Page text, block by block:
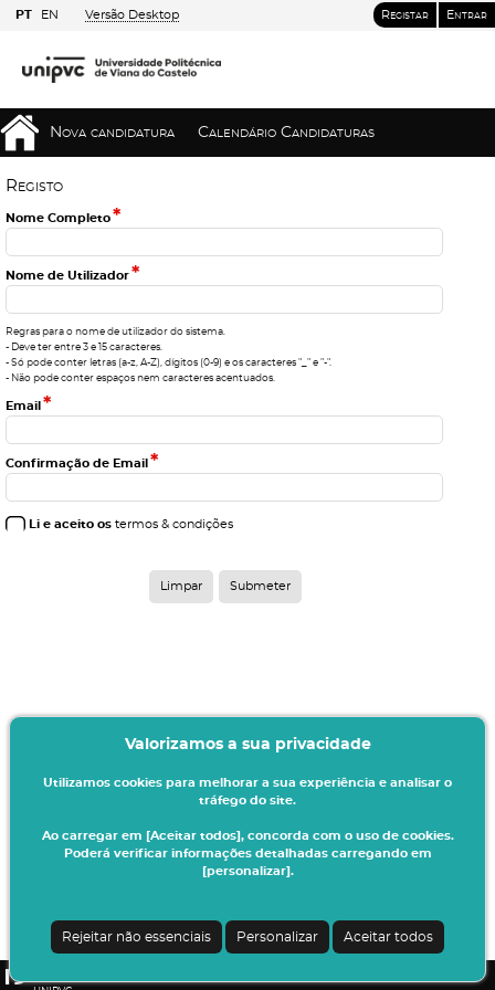
PT EN Versão Desktop Registar Entrar
Nova candidatura Calendário Candidaturas
Registo
Nome Completo*
Nome de Utilizador*
Regras para o nome de utilizador do sistema.
- Deve ter entre 3 e 15 caracteres.
- Só pode conter letras (a-z, A-Z), dígitos (0-9) e os caracteres "_" e "-".
- Não pode conter espaços nem caracteres acentuados.
Email *
Confirmação de Email *
Li e aceito os termos & condições
sua matrícula/inscrição no presente ano letivo.
Todos os dados introduzidos serão da sua responsabilidade.
Valorizamos a sua privacidade
Utilizamos cookies para melhorar a sua experiência e analisar o
tráfego do site.
Ao carregar em [Aceitar todos], concorda com o uso de cookies.
Poderá verificar informações detalhadas carregando em
[personalizar].
Rejeitar não essenciais Personalizar Aceitar todos